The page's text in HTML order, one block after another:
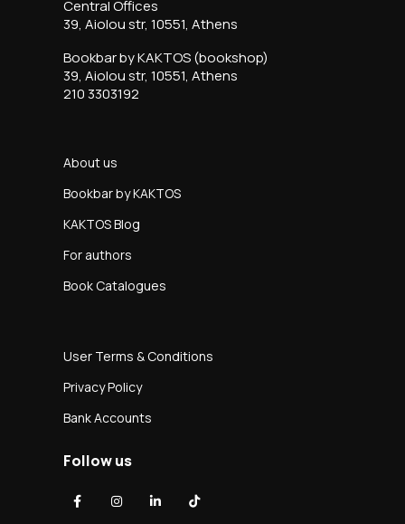
Central Offices
39, Aiolou str, 10551, Athens
Bookbar by KAKTOS (bookshop)
39, Aiolou str, 10551, Athens
210 3303192
About us
Bookbar by KAKTOS
KAKTOS Blog
For authors
Book Catalogues
User Terms & Conditions
Privacy Policy
Bank Accounts
Follow us